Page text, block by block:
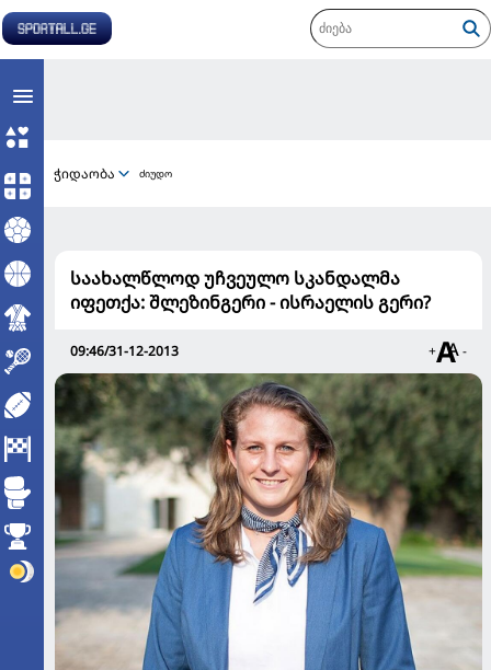
ჭიდაობა ძიუდო
საახალწლოდ უჩვეულო სკანდალმა
იფეთქა: შლეზინგერი - ისრაელის გერი?
09:46/31-12-2013 + -